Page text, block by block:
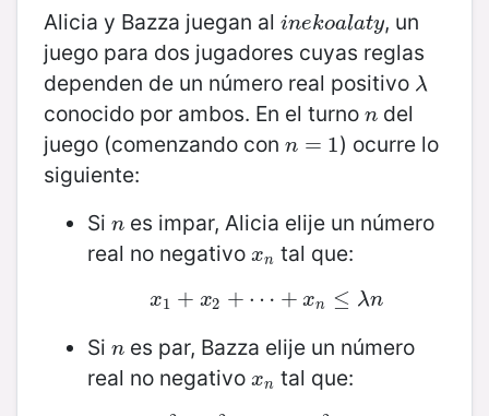
Alicia y Bazza juegan al inekoalaty
inekoalaty, un
juego para dos jugadores cuyas reglas
dependen de un número real positivo λ
λ
conocido por ambos. En el turno n
n del
juego (comenzando con n = 1
n=1
) ocurre lo
siguiente:
Si n
n es impar, Alicia elije un número
real no negativo xn
xn tal que:
x1 + x2 + ⋯ + xn ≤ λn
x1+x 2+ ⋯ +x n≤ λn
Si n
n es par, Bazza elije un número
real no negativo xn
xn tal que: